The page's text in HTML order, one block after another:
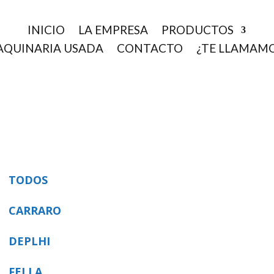
INICIO LA EMPRESA
PRODUCTOS
USADA
CONTACTO ¿TE
TODOS
CARRARO
DEPLHI